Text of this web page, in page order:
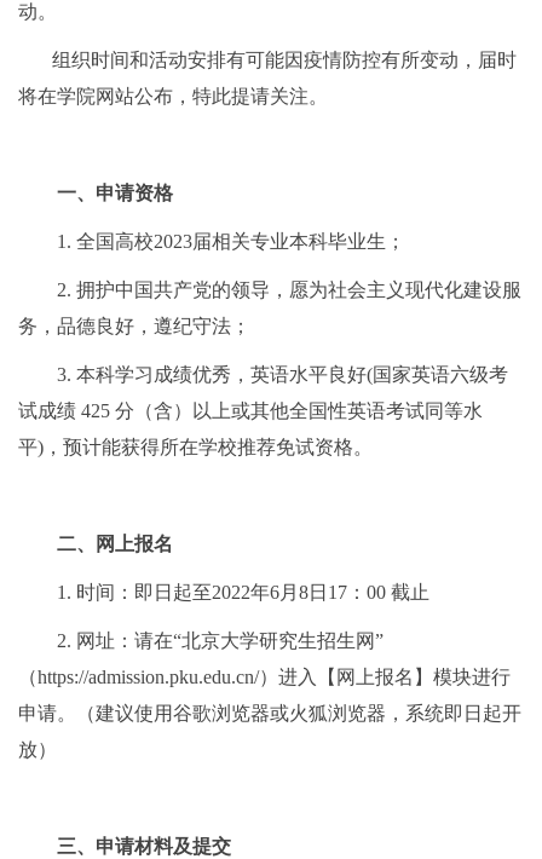
动。
组织时间和活动安排有可能因疫情防控有所变动，届时
将在学院网站公布，特此提请关注。
一、申请资格
1. 全国高校2023届相关专业本科毕业生；
2. 拥护中国共产党的领导，愿为社会主义现代化建设服
务，品德良好，遵纪守法；
3. 本科学习成绩优秀，英语水平良好(国家英语六级考
试成绩 425 分（含）以上或其他全国性英语考试同等水
平) ，预计能获得所在学校推荐免试资格。
二、网上报名
1. 时间：即日起至2022年6月 8日 17 ： 00 截止
2. 网址：请在“北京大学研究生招生网”
（https://admission.pku.edu.cn/）进入【网上报名】模块进行
申请。（建议使用谷歌浏览器或火狐浏览器，系统即日起开
放）
三、申请材料及提交